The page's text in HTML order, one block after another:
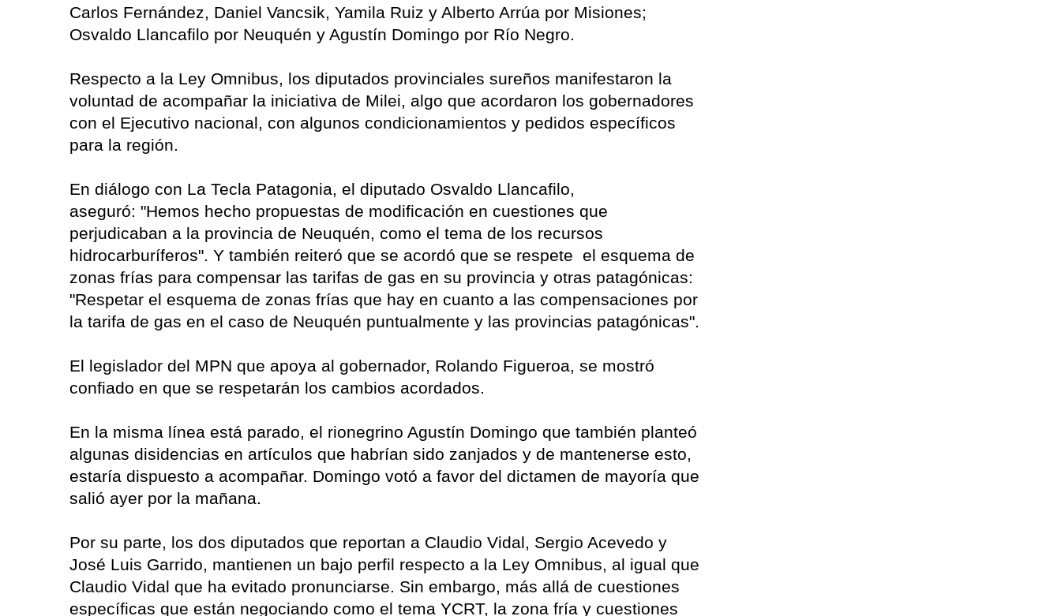
Carlos Fernández, Daniel Vancsik, Yamila Ruiz y Alberto Arrúa por Misiones;
Osvaldo Llancafilo por Neuquén y Agustín Domingo por Río Negro.
Respecto a la Ley Omnibus, los diputados provinciales sureños manifestaron la
voluntad de acompañar la iniciativa de Milei, algo que acordaron los gobernadores
con el Ejecutivo nacional, con algunos condicionamientos y pedidos específicos
para la región.
En diálogo con La Tecla Patagonia, el diputado Osvaldo Llancafilo,
aseguró: "Hemos hecho propuestas de modificación en cuestiones que
perjudicaban a la provincia de Neuquén, como el tema de los recursos
hidrocarburíferos". Y también reiteró que se acordó que se respete el esquema de
zonas frías para compensar las tarifas de gas en su provincia y otras patagónicas:
"Respetar el esquema de zonas frías que hay en cuanto a las compensaciones por
la tarifa de gas en el caso de Neuquén puntualmente y las provincias patagónicas".
El legislador del MPN que apoya al gobernador, Rolando Figueroa, se mostró
confiado en que se respetarán los cambios acordados.
En la misma línea está parado, el rionegrino Agustín Domingo que también planteó
algunas disidencias en artículos que habrían sido zanjados y de mantenerse esto,
estaría dispuesto a acompañar. Domingo votó a favor del dictamen de mayoría que
salió ayer por la mañana.
Por su parte, los dos diputados que reportan a Claudio Vidal, Sergio Acevedo y
José Luis Garrido, mantienen un bajo perfil respecto a la Ley Omnibus, al igual que
Claudio Vidal que ha evitado pronunciarse. Sin embargo, más allá de cuestiones
específicas que están negociando como el tema YCRT, la zona fría y cuestiones